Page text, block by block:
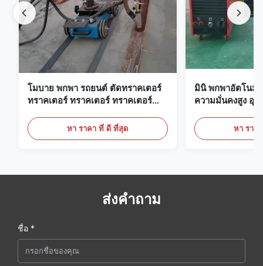
โมบาย พกพา รถยนต์ ตัดทราคเตอร์
ทราคเตอร์ ทราคเตอร์ ทราคเตอร์
หา ราคา ที่ ดี ที่สุด
มินิ พกพาอัตโนมั
ความมั่นคงสูง อุ
หา ราค
ส่งคำถาม
ชื่อ *